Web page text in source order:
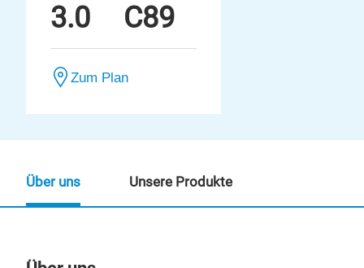
3.0 C89
Zum Plan
Über uns Unsere Produkte